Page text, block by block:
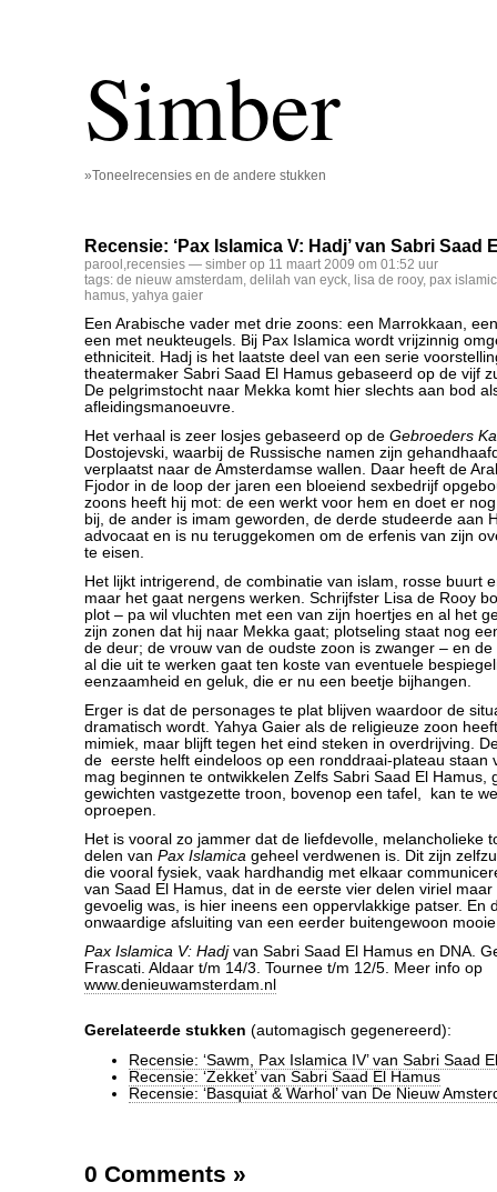
Simber
»Toneelrecensies en de andere stukken
Recensie: ‘Pax Islamica V: Hadj’ van Sabri Saad
parool ,recensies — simber op 11 maart 2009 om 01:52 uur
tags: de nieuw amsterdam, delilah van eyck, lisa de rooy, pax
hamus, yahya gaier
Een Arabische vader met drie zoons: een Marrokkaan,
een met neukteugels. Bij Pax Islamica wordt vrijzinnig
ethniciteit. Hadj is het laatste deel van een serie
theatermaker Sabri Saad El Hamus gebaseerd op de vijf
De pelgrimstocht naar Mekka komt hier slechts aan bod
afleidingsmanoeuvre.
Het verhaal is zeer losjes gebaseerd op de Gebroeders
Dostojevski, waarbij de Russische namen zijn
verplaatst naar de Amsterdamse wallen. Daar heeft de
Fjodor in de loop der jaren een bloeiend sexbedrijf
zoons heeft hij mot: de een werkt voor hem en doet er
bij, de ander is imam geworden, de derde studeerde aan
advocaat en is nu teruggekomen om de erfenis van zijn
te eisen.
Het lijkt intrigerend, de combinatie van islam, rosse buurt
maar het gaat nergens werken. Schrijfster Lisa de Rooy
plot – pa wil vluchten met een van zijn hoertjes en al het
zijn zonen dat hij naar Mekka gaat; plotseling staat nog
de deur; de vrouw van de oudste zoon is zwanger – en
al die uit te werken gaat ten koste van eventuele
eenzaamheid en geluk, die er nu een beetje bijhangen.
Erger is dat de personages te plat blijven waardoor de
dramatisch wordt. Yahya Gaier als de religieuze zoon
mimiek, maar blijft tegen het eind steken in overdrijving.
de eerste helft eindeloos op een ronddraai-plateau staan
mag beginnen te ontwikkelen Zelfs Sabri Saad El Hamus,
gewichten vastgezette troon, bovenop een tafel, kan te
oproepen.
Het is vooral zo jammer dat de liefdevolle, melancholieke
delen van Pax Islamica geheel verdwenen is. Dit zijn
die vooral fysiek, vaak hardhandig met elkaar
van Saad El Hamus, dat in de eerste vier delen viriel
gevoelig was, is hier ineens een oppervlakkige patser. En
onwaardige afsluiting van een eerder buitengewoon
Pax Islamica V: Hadjvan Sabri Saad El Hamus en DNA.
Frascati. Aldaar t/m 14/3. Tournee t/m 12/5. Meer info op
www.denieuwamsterdam.nl
Gerelateerde stukken (automagisch gegenereerd):
Recensie: ‘Sawm, Pax Islamica IV’ van Sabri Saad
Recensie: ‘Zekket’ van Sabri Saad El Hamus
Recensie: ‘Basquiat & Warhol’ van De Nieuw
0 Comments »